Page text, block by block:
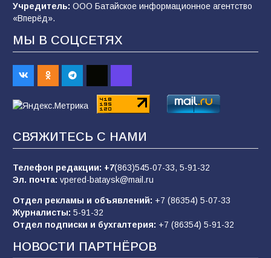
Командовал боем до последнего: герой
05.08.2026
«Слухи — не указ»: почему разговоры о
мобилизации не имеют под собой оснований
В библиотеке имени М.Ю. Лермонтова
состоялось литературно-творческое
сказку, рисуем в красках»
65 07.08.2026
Учредитель: ООО Батайское информационное агентство
«Вперёд».
МЫ В СОЦСЕТЯХ
СВЯЖИТЕСЬ С НАМИ
Телефон редакции: +7(863)545-07-33, 5-91-32
Эл. почта: vpered-bataysk@mail.ru
Отдел рекламы и объявлений: +7 (86354) 5-07-33
Журналисты: 5-91-32
Отдел подписки и бухгалтерия: +7 (86354) 5-91-32
НОВОСТИ ПАРТНЁРОВ